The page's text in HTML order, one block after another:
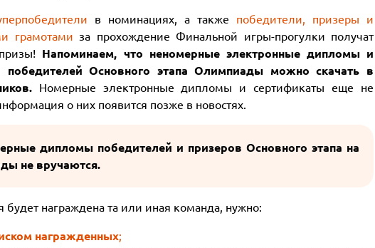
в номинациях, а также победители, призеры и
грамотами за прохождение Финальной игры-прогулки получат
Напоминаем, что неномерные электронные дипломы и
победителей Основного этапа Олимпиады можно скачать в
Номерные электронные дипломы и сертификаты еще не
о них появится позже в новостях.
дипломы победителей и призеров Основного этапа на
не вручаются.
будет награждена та или иная команда, нужно:
награжденных;